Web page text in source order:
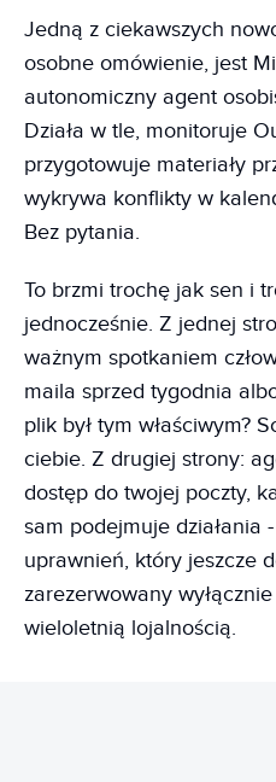
Jedną z ciekawszych
osobne omówienie, jest
autonomiczny agent
Działa w tle, monitoruje
przygotowuje materiały
wykrywa konflikty w
Bez pytania.
To brzmi trochę jak sen i
jednocześnie. Z jednej
ważnym spotkaniem
maila sprzed tygodnia
plik był tym właściwym?
ciebie. Z drugiej strony:
dostęp do twojej poczty,
sam podejmuje działania
uprawnień, który jeszcze
zarezerwowany
wieloletnią lojalnością.